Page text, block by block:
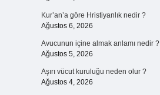
Kur’an’a göre Hristiyanlık nedir ?
Ağustos 6, 2026
Avucunun içine almak anlamı nedir ?
Ağustos 5, 2026
Aşırı vücut kuruluğu neden olur ?
Ağustos 4, 2026